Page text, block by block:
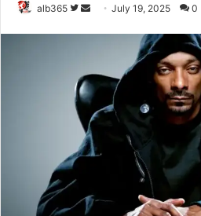
alb365
Follow
Send July 19, 2025 0